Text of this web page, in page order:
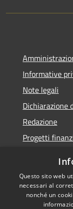
Informative
Note legali
Dichiarazione
Redazione
Progetti
RSS
Accessibilità
Questo sito web
necessari al
nonché un